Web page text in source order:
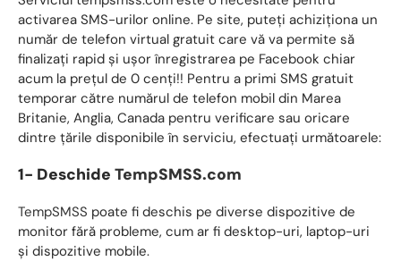
activarea SMS-urilor online. Pe site, puteți achiziționa un
număr de telefon virtual gratuit care vă va permite să
finalizați rapid și ușor înregistrarea pe Facebook chiar
acum la prețul de 0 cenți!! Pentru a primi SMS gratuit
temporar către numărul de telefon mobil din Marea
Britanie, Anglia, Canada pentru verificare sau oricare
dintre țările disponibile în serviciu, efectuați următoarele:
1- Deschide TempSMSS.com
TempSMSS poate fi deschis pe diverse dispozitive de
monitor fără probleme, cum ar fi desktop-uri, laptop-uri
și dispozitive mobile.